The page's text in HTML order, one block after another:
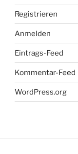
Registrieren
Anmelden
Eintrags-Feed
Kommentar-Feed
WordPress.org